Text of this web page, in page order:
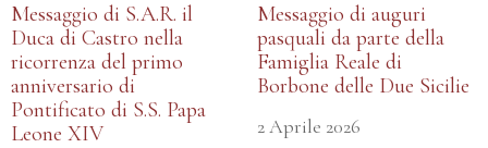
Messaggio di S.A.R. il
Duca di Castro nella
ricorrenza del primo
anniversario di
Pontificato di S.S. Papa
Leone XIV
Messaggio di auguri
pasquali da parte della
Famiglia Reale di
Borbone delle Due Sicilie
2 Aprile 2026